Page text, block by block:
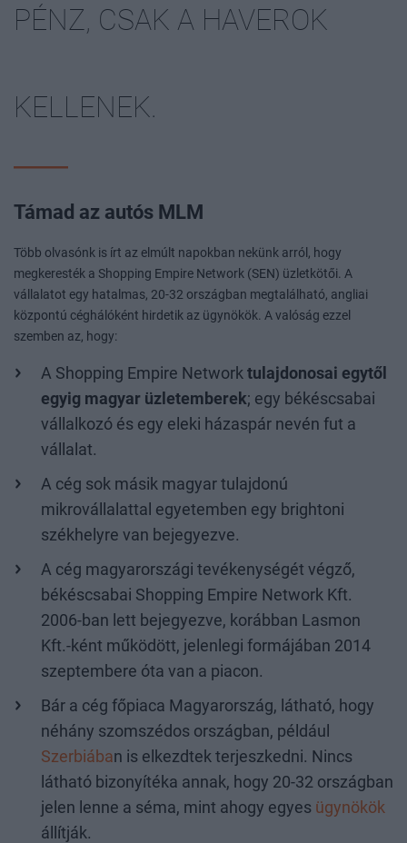
PÉNZ, CSAK A HAVEROK
KELLENEK.
Támad az autós MLM
Több olvasónk is írt az elmúlt napokban nekünk arról, hogy
megkeresték a Shopping Empire Network (SEN) üzletkötői. A
vállalatot egy hatalmas, 20-32 országban megtalálható, angliai
központú céghálóként hirdetik az ügynökök. A valóság ezzel
szemben az, hogy:
A Shopping Empire Network tulajdonosai egytől
egyig magyar üzletemberek; egy békéscsabai
vállalkozó és egy eleki házaspár nevén fut a
vállalat.
A cég sok másik magyar tulajdonú
mikrovállalattal egyetemben egy brightoni
székhelyre van bejegyezve.
A cég magyarországi tevékenységét végző,
békéscsabai Shopping Empire Network Kft.
2006-ban lett bejegyezve, korábban Lasmon
Kft.-ként működött, jelenlegi formájában 2014
szeptembere óta van a piacon.
Bár a cég főpiaca Magyarország, látható, hogy
néhány szomszédos országban, például
Szerbiában is elkezdtek terjeszkedni. Nincs
látható bizonyítéka annak, hogy 20-32 országban
jelen lenne a séma, mint ahogy egyes ügynökök
állítják.